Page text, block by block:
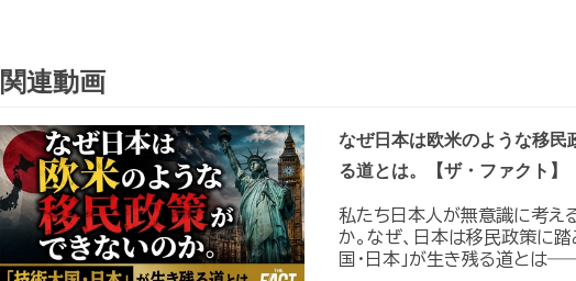
関連動画
なぜ日本は欧米のような移民
る道とは。【ザ・ファクト】
私たち日本人が無意識に考える
か。なぜ、日本は移民政策に
国・日本」が生き残る道とは